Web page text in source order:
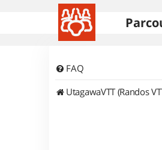
FAQ
UtagawaVTT (Randos